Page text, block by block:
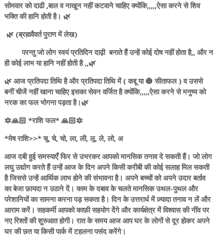
सोमवार को दाढी ,बाल व नाखून नहीं कटवाने चाहिए क्योंकि,,,,,ऐसा करने से शिव
भक्ति की हानि होती है। 🌿
🌿 (ब्रह्मवैवर्त पुराण में लेख)
परन्तु जो लोग स्वयं प्रतिदिन दाढ़ी बनाते हैं उन्हें कोई दोष नहीं होता है,, और न
ही कोई लाभ या हानि नहीं होती है ,,🌿
🌿 आज प्रतिपदा तिथि है और प्रतिपदा तिथि में ( कद्दू या 🎃 सीताफल ) व उससे
बनीं चीजें नहीं खाना चाहिए इसका सेवन वर्जित है क्योंकि,,,,,ऐसा करने से मनुष्य को
नरक का फल भोगना पड़ता है।🌿
🔯🙏🏻 *राशि फल* 🙏🏻🔯
*मेष राशि>>* चू, चे, चो, ला, ली, लू, ले, लो, अ
आज दबी हुई समस्याएँ फिर से उभरकर आपको मानसिक तनाव दे सकती हैं। जो लोग
लघु उद्योग करते हैं उन्हें आज के दिन अपने किसी करीबी की कोई सलाह मिल सकती
है जिससे उन्हें आर्थिक लाभ होने की संभावना है। अपने बच्चों को अपने उदार बर्ताव
का बेजा फ़ायदा न उठाने दें। काम के दबाव के चलते मानसिक उथल-पुथल और
परेशानियों का सामना करना पड़ सकता है। दिन के उत्तरार्ध में ज़्यादा तनाव न लें और
आराम करें। सहकर्मी आपको काफ़ी सहयोग देंगे और कार्यक्षेत्र में विश्वास की नींव पर
नए रिश्तों की शुरुआत होगी। रात के समय आज आप घर के लोगों से दूर होकर अपने
घर की छत या किसी पार्क में टहलना पसंद करेंगे।